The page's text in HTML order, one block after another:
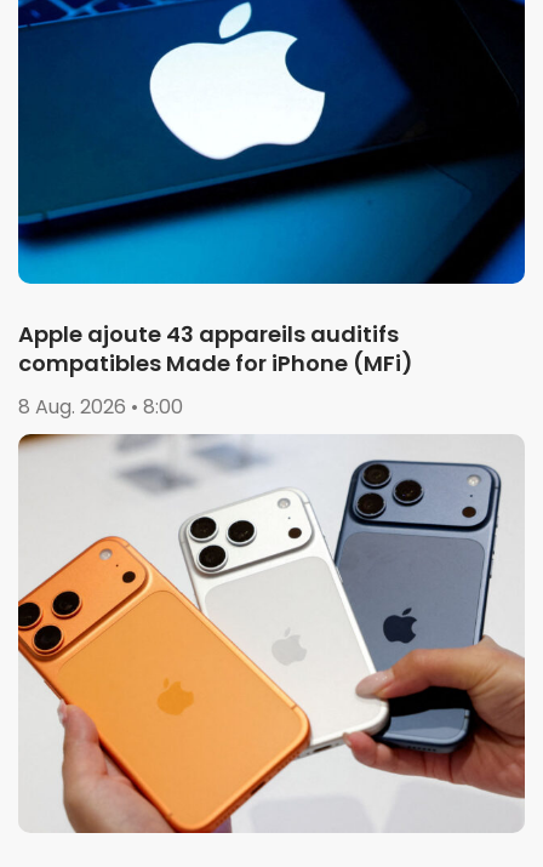
Apple ajoute 43 appareils auditifs
compatibles Made for iPhone (MFi)
8 Aug. 2026 • 8:00